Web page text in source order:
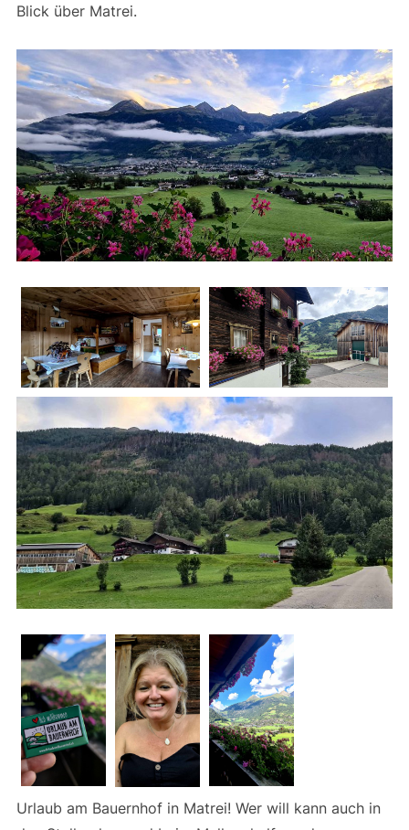
Blick über Matrei.
Urlaub am Bauernhof in Matrei! Wer will kann auch in